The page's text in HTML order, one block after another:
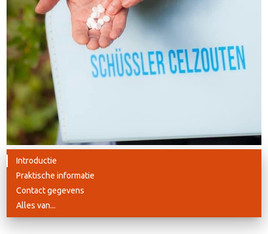
Introductie
Praktische informatie
Contact gegevens
Alles van...